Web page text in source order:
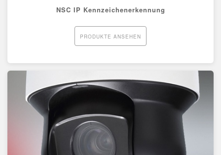
NSC IP Kennzeichenerkennung
PRODUKTE ANSEHEN